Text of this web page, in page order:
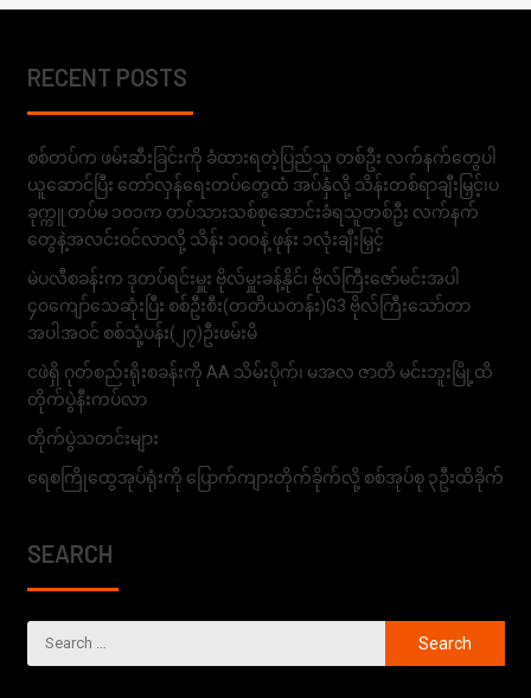
RECENT POSTS
စစ်တပ်က ဖမ်းဆီးခြင်းကို ခံထားရတဲ့ပြည်သူ တစ်ဦး လက်နက်တွေပါ
ယူဆောင်ပြီး တော်လှန်ရေးတပ်တွေထံ အပ်နှံလို့ သိန်းတစ်ရာချီးမြှင့်၊ပ
ခုက္ကူ တပ်မ ၁၀၁က တပ်သားသစ်စုဆောင်းခံရသူတစ်ဦး လက်နက်
တွေနဲ့အလင်းဝင်လာလို့ သိန်း ၁၀၀နဲ့ ဖုန်း ၁လုံးချီးမြှင့်
မဲပလီစခန်းက ဒုတပ်ရင်းမှူး ဗိုလ်မှူးခန့်နိုင်၊ ဗိုလ်ကြီးဇော်မင်းအပါ
၄၀ကျော်သေဆုံးပြီး စစ်ဦးစီး(တတိယတန်း)G3 ဗိုလ်ကြီးသော်တာ
အပါအဝင် စစ်သုံ့ပန်း(၂၇)ဦးဖမ်းမိ
ငဖဲရှိ ဂုတ်စည်းရိုးစခန်းကို AA သိမ်းပိုက်၊ မအလ ဇာတိ မင်းဘူးမြို့ထိ
တိုက်ပွဲနီးကပ်လာ
တိုက်ပွဲသတင်းများ
ရေစကြိုထွေအုပ်ရုံးကို ပြောက်ကျားတိုက်ခိုက်လို့ စစ်အုပ်စု ၃ဦးထိခိုက်
SEARCH